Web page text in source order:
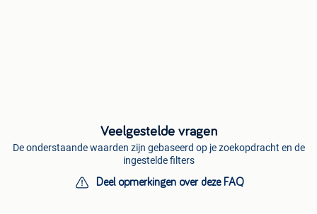
Veelgestelde vragen
De onderstaande waarden zijn gebaseerd op je zoekopdracht en de
ingestelde filters
Deel opmerkingen over deze FAQ